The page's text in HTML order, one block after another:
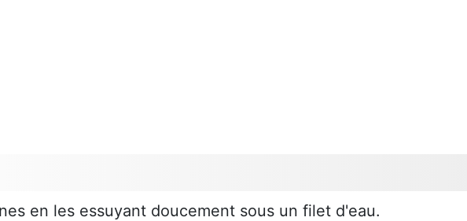
en les essuyant doucement sous un filet d'eau.